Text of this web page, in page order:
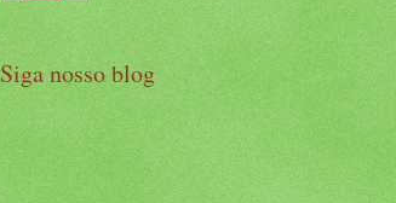
Siga nosso blog